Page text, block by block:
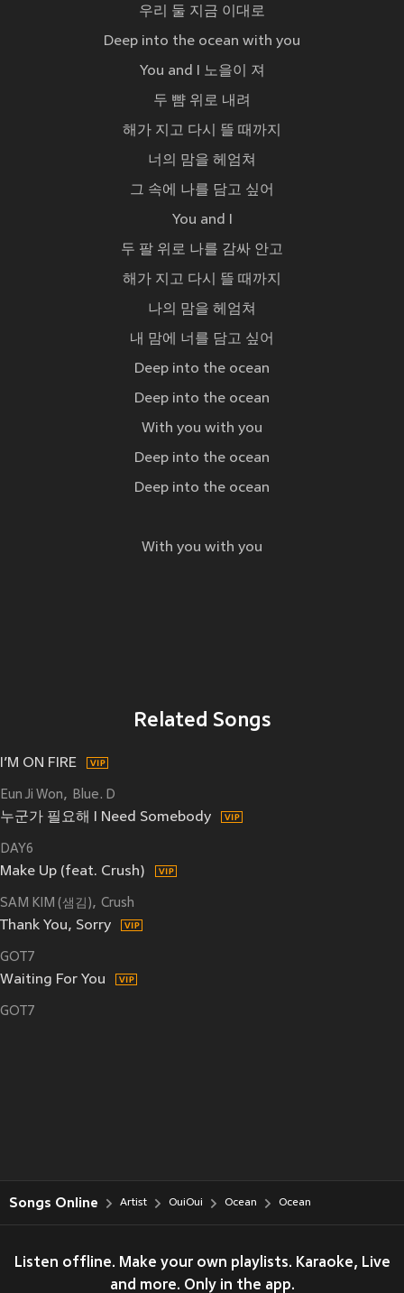
우리 둘 지금 이대로
Deep into the ocean with you
You and I 노을이 져
두 뺨 위로 내려
해가 지고 다시 뜰 때까지
너의 맘을 헤엄쳐
그 속에 나를 담고 싶어
You and I
두 팔 위로 나를 감싸 안고
해가 지고 다시 뜰 때까지
나의 맘을 헤엄쳐
내 맘에 너를 담고 싶어
Deep into the ocean
Deep into the ocean
With you with you
Deep into the ocean
Deep into the ocean
With you with you
Related Songs
I’M ON FIRE
Eun Ji Won Blue. D
누군가 필요해 I Need Somebody
DAY6
Make Up (feat. Crush)
SAM KIM (샘김) Crush
Thank You, Sorry
GOT7
Waiting For You
GOT7
Songs Online Artist OuiOui Ocean Ocean
Listen offline. Make your own playlists. Karaoke, Live
and more. Only in the app.